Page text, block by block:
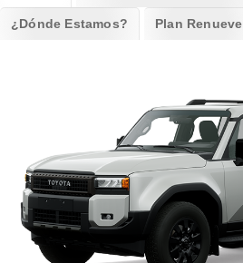
¿Dónde Estamos? Plan Renueve